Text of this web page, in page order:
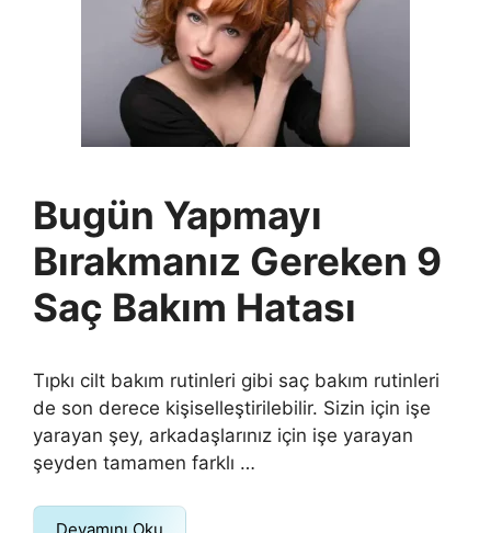
Bugün Yapmayı
Bırakmanız Gereken 9
Saç Bakım Hatası
Tıpkı cilt bakım rutinleri gibi saç bakım rutinleri
de son derece kişiselleştirilebilir. Sizin için işe
yarayan şey, arkadaşlarınız için işe yarayan
şeyden tamamen farklı …
Devamını Oku